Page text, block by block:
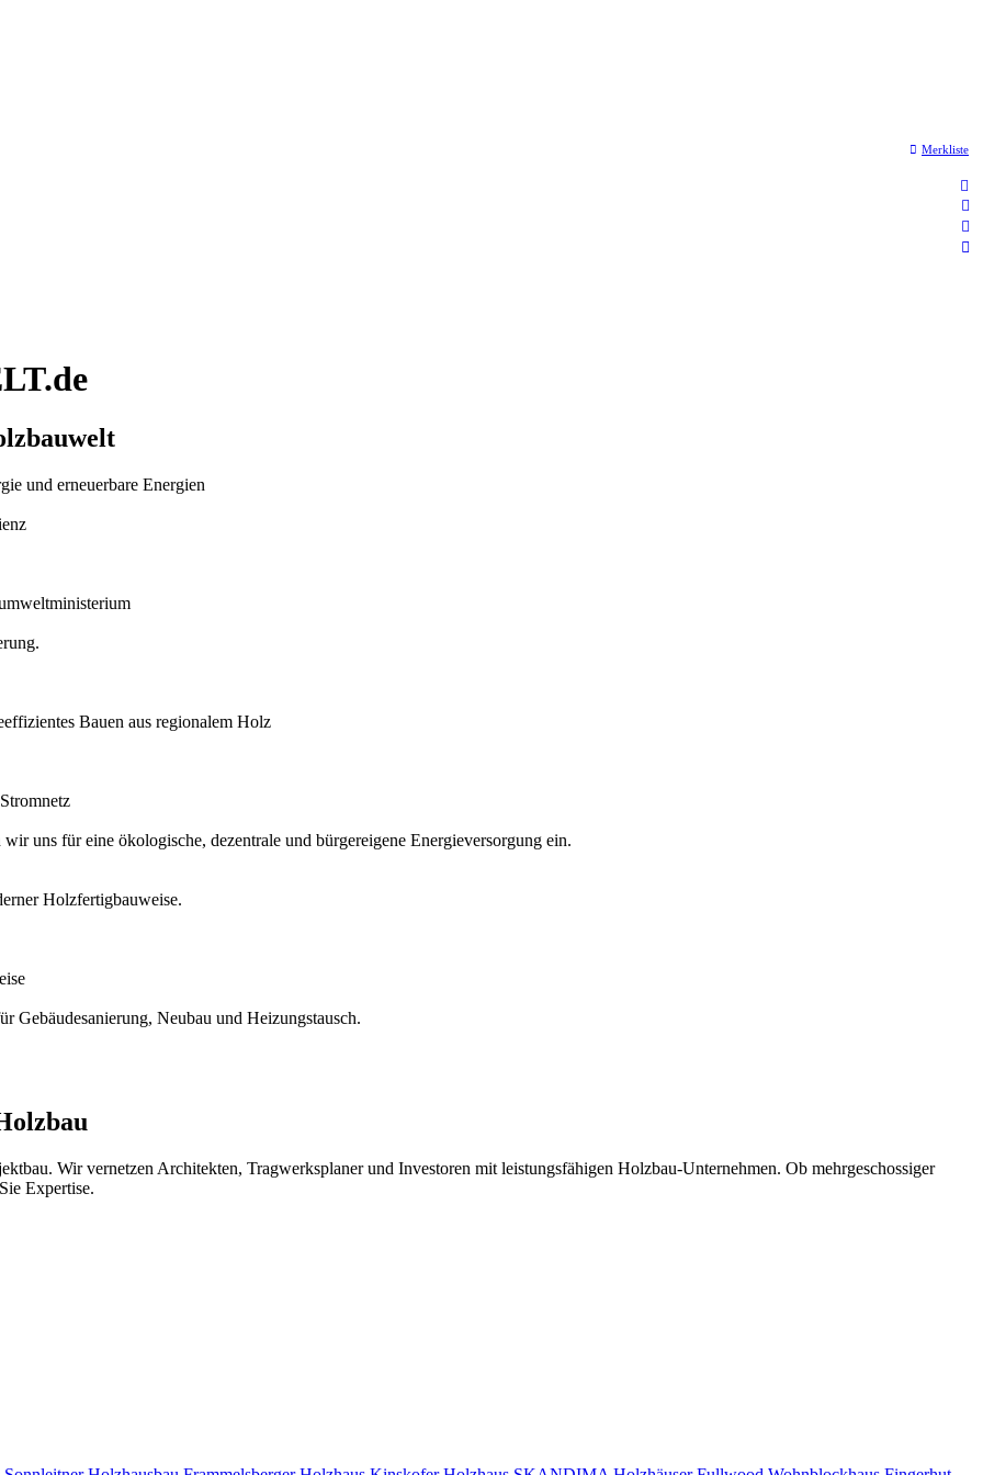
Merkliste
und erneuerbare Energien
Bauen aus regionalem Holz
uns für eine ökologische, dezentrale und bürgereigene Energieversorgung ein.
Holzfertigbauweise.
Gebäudesanierung, Neubau und Heizungstausch.
Wir vernetzen Architekten, Tragwerksplaner und Investoren mit leistungsfähigen Holzbau-Unternehmen. Ob mehrgeschossiger
Expertise.